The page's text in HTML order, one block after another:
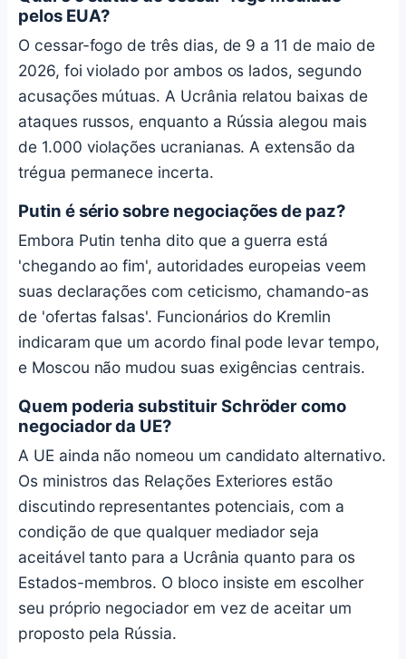
pelos EUA?
O cessar-fogo de três dias, de 9 a 11 de maio de
2026, foi violado por ambos os lados, segundo
acusações mútuas. A Ucrânia relatou baixas de
ataques russos, enquanto a Rússia alegou mais
de 1.000 violações ucranianas. A extensão da
trégua permanece incerta.
Putin é sério sobre negociações de paz?
Embora Putin tenha dito que a guerra está
'chegando ao fim', autoridades europeias veem
suas declarações com ceticismo, chamando-as
de 'ofertas falsas'. Funcionários do Kremlin
indicaram que um acordo final pode levar tempo,
e Moscou não mudou suas exigências centrais.
Quem poderia substituir Schröder como
negociador da UE?
A UE ainda não nomeou um candidato alternativo.
Os ministros das Relações Exteriores estão
discutindo representantes potenciais, com a
condição de que qualquer mediador seja
aceitável tanto para a Ucrânia quanto para os
Estados-membros. O bloco insiste em escolher
seu próprio negociador em vez de aceitar um
proposto pela Rússia.